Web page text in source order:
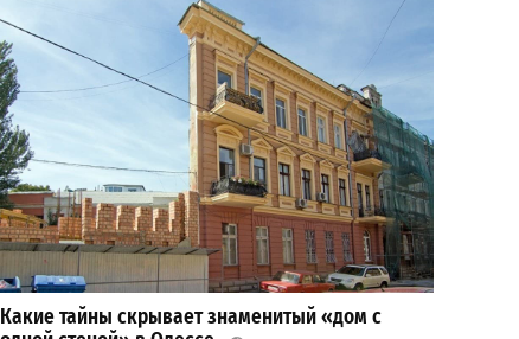
Какие тайны скрывает знаменитый «дом с